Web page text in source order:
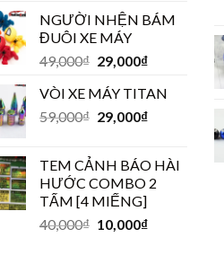
NGƯỜI NHỆN BÁM
ĐUÔI XE MÁY
49,000₫ 29,000₫
VÒI XE MÁY TITAN
59,000₫ 29,000₫
TEM CẢNH BÁO HÀI
HƯỚC COMBO 2
TẤM [4 MIẾNG]
40,000₫ 10,000₫